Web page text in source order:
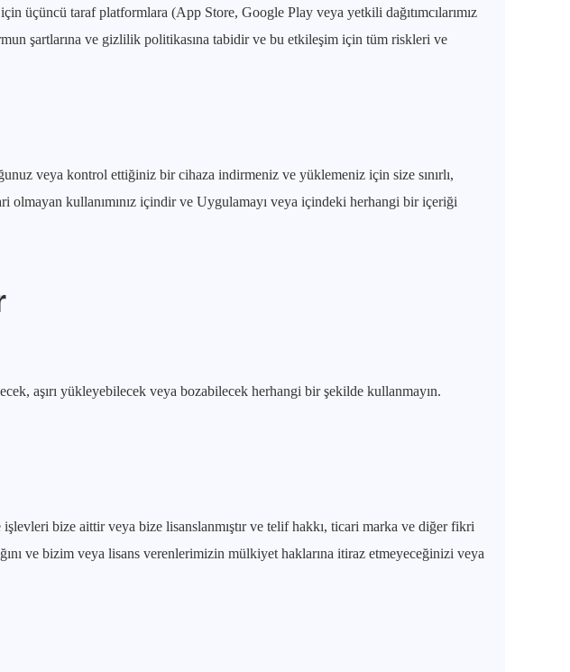
üçüncü taraf platformlara (App Store, Google Play veya yetkili dağıtımcılarımız
şartlarına ve gizlilik politikasına tabidir ve bu etkileşim için tüm riskleri ve
veya kontrol ettiğiniz bir cihaza indirmeniz ve yüklemeniz için size sınırlı,
kullanımınız içindir ve Uygulamayı veya içindeki herhangi bir içeriği
aşırı yükleyebilecek veya bozabilecek herhangi bir şekilde kullanmayın.
bize aittir veya bize lisanslanmıştır ve telif hakkı, ticari marka ve diğer fikri
ve bizim veya lisans verenlerimizin mülkiyet haklarına itiraz etmeyeceğinizi veya